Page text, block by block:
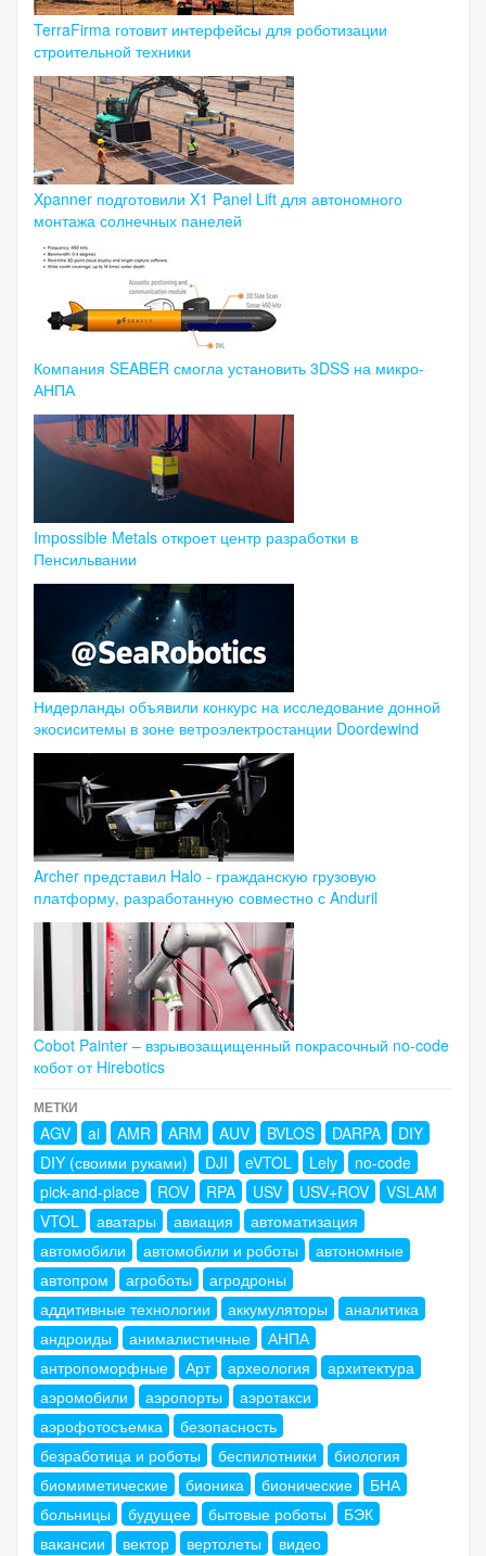
TerraFirma готовит интерфейсы для роботизации
строительной техники
Xpanner подготовили X1 Panel Lift для автономного
монтажа солнечных панелей
Компания SEABER смогла установить 3DSS на микро-
АНПА
Impossible Metals откроет центр разработки в
Пенсильвании
Нидерланды объявили конкурс на исследование донной
экосиситемы в зоне ветроэлектростанции Doordewind
Archer представил Halo - гражданскую грузовую
платформу, разработанную совместно с Anduril
Cobot Painter – взрывозащищенный покрасочный no-code
кобот от Hirebotics
МЕТКИ
AGV ai AMR ARM AUV BVLOS DARPA
DIY
DIY (своими руками)
DJI eVTOL Lely
no-code
pick-and-place
ROV RPA USV USV+ROV
VSLAM
VTOL
аватары авиация
автоматизация
автомобили
автомобили и роботы
автономные
автопром
агроботы
агродроны
аддитивные технологии
аккумуляторы
аналитика
андроиды
анималистичные
АНПА
антропоморфные
Арт археология
архитектура
аэромобили
аэропорты
аэротакси
аэрофотосъемка
безопасность
безработица и роботы
беспилотники
биология
биомиметические
бионика бионические
БНА
больницы
будущее бытовые роботы
БЭК
вакансии
вектор вертолеты
видео